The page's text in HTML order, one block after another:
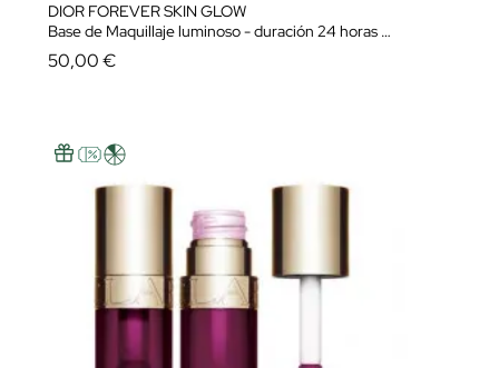
DIOR FOREVER SKIN GLOW
Base de Maquillaje luminoso - duración 24 horas e hidratación 48 horas
50,00 €